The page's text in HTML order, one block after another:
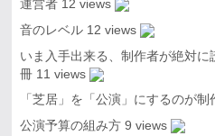
運営者 12 views
音のレベル 12 views
いま入手出来る、制作者が絶対
冊 11 views
「芝居」を「公演」にするのが制
公演予算の組み方 9 views